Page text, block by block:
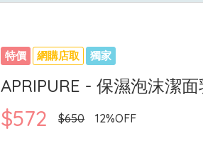
特價 網購店取 獨家
APRIPURE - 保濕泡沫潔
$572 $650 12%OFF